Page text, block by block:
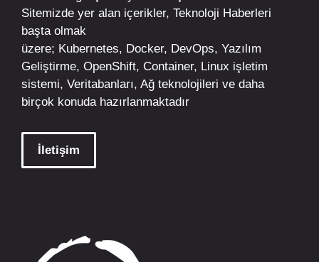
Sitemizde yer alan içerikler, Teknoloji Haberleri
başta olmak
üzere; Kubernetes, Docker, DevOps, Yazılım
Geliştirme, OpenShift, Container, Linux işletim
sistemi, Veritabanları, Ağ teknolojileri ve daha
birçok konuda hazırlanmaktadır
İletişim